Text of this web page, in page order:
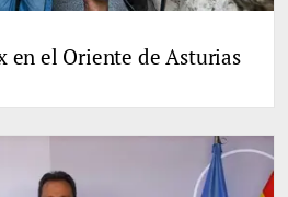
en el Oriente de Asturias